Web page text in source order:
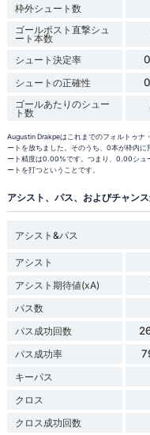
枠外シュート数
ゴールポスト直撃シュ
ート本数
シュート決定率
シュートの正確性
ゴールあたりのシュー
ト数
Augustin Drakpeはこれまでのフォルトゥナ
ートを放ちました。そのうち、0本が枠内
ート精度は0.00%です。つまり、0.00シュ
ートを打つということです。
アシスト、パス、およびチャン
アシスト&パス
アシスト
アシスト期待値(xA)
パス数
パス成功回数
パス成功率
キーパス
クロス
クロス成功回数